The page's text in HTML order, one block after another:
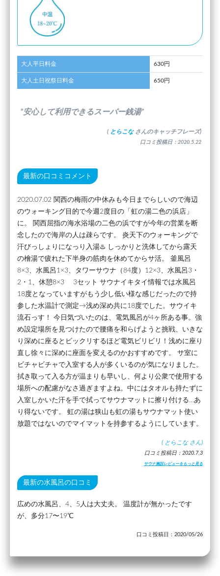
大人平日料金 630円
大人土日祝祭日料金 650円
”安心して利用できるスーパー銭湯”
( とらこな さんのキャッチフレーズ)
口コミ投稿日：2020.5.22
最新の口コミコメント
2020.07.02 関西の梅雨の中休みも今日までらしいので海辺
のウォーキング目的で今週2度目の「虹の湯二色の浜店」
に。 関西屈指の海水浴場の二色の浜ですが今年の営業を断
念したので海岸の人は疎らです。 炎天下のウォーキングで
汗びっしょりになっり入湯♨️ しっかりと洗体してから露天
の檜湯で疲れた下半身の筋肉を休めてからサ活。 釜風呂
8×3、水風呂1×3、タワーサウナ（84度）12×3、水風呂3・
2・1、休憩8×3 3セット サウナイキタイ情報では水風呂
18度となっていますがもう少し低い様な感じだったので持
参した水温計で測定→浅め深め共に18度でした。サウイキ
流石っす！ 今日気づいたのは、電気風呂が4ヶ所ある事。強
め設定場所を見つけたので腰痛を和らげようと挑戦、いきな
り深めに座るとビックリするほど電気ビリビリ！浅めに座り
直し徐々に深めに座面を変えるのかおすすめです。 サ室に
ビチャビチャで入室する人が多くいるのが気になりました。
拭き取って入る方が温まりも早いし、何より公衆で使用する
場所への配慮がなさ過ぎますよね。中にはタオルも持たずに
入室しかいた汗を手で拭ってサウナマットに擦り付ける…あ
り得ないです。 虹の湯は狭山も虹の湯もサウナマット使い
放題ではないのでマイマットを持参するようにしています。
( とらこな さん)
口コミ投稿日：2020.7.3
サウナ施設レビューをもっと見る
最新の水風呂の口コミ
広めの水風呂、4、5人は大丈夫。 温度計が無かったです
が、多分17〜19℃
口コミ投稿日：2020/05/26